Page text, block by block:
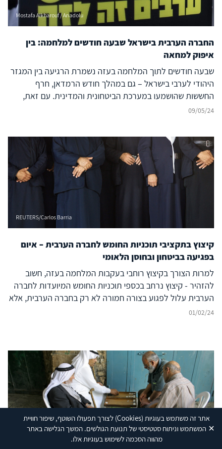
אתר זה משתמש בעוגיות(Cookies) לצורך תפעולו השוטף, שיפור חוויית
המשתמש וניתוח סטטיסטי של תנועת הגולשים. המשך הגלישה באתר
מהווה הסכמה לשימוש בעוגיות אלו.
✕
Mostafa Alkharouf / Anadolu
החברה הערבית בישראל שבעה חודשים למלחמה: בין
איפוק למחאה
שבעה חודשים לתוך המלחמה בעזה נשמרת הרגיעה בין המגזר
היהודי לערבי בישראל – גם במהלך חודש הרמדאן, חרף
החששות שהושמעו במערכת הביטחונית והמדינית. עם זאת,
במציאות הקשה של המלחמה הנמשכת, צפות ועולות סכנות
09/05/24
REUTERS/Carlos Barria
קיצוץ בתקציבי תוכניות החומש לחברה הערבית – איום
בפגיעה בביטחון ובחוסן הלאומי
למרות הצורך בקיצוץ רוחבי בעקבות המלחמה בעזה, חשוב
להזהיר - קיצוץ נרחב בכספי תוכניות החומש המיועדות לחברה
הערבית עלול לפגוע בצורה חמורה לא רק בחברה הערבית, אלא
גם בכלכלה הישראלית ובביטחון המדינה
01/02/24
Shutterstock